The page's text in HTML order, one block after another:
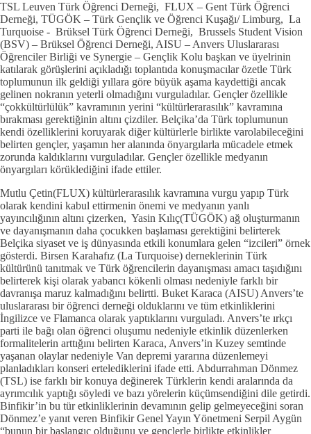
TSL Leuven Türk Öğrenci Derneği, FLUX – Gent Türk Öğrenci
Derneği, TÜGÖK – Türk Gençlik ve Öğrenci Kuşağı/ Limburg, La
Turquoise - Brüksel Türk Öğrenci Derneği, Brussels Student Vision
(BSV) – Brüksel Öğrenci Derneği, AISU – Anvers Uluslararası
Öğrenciler Birliği ve Synergie – Gençlik Kolu başkan ve üyelrinin
katılarak görüşlerini açıkladığı toplantıda konuşmacılar özetle Türk
toplumunun ilk geldiği yıllara göre büyük aşama kaydettiği ancak
gelinen nokranın yeterli olmadığını vurguladılar. Gençler özellikle
“çokkültürlülük” kavramının yerini “kültürlerarasılık” kavramına
bırakması gerektiğinin altını çizdiler. Belçika’da Türk toplumunun
kendi özelliklerini koruyarak diğer kültürlerle birlikte varolabileceğini
belirten gençler, yaşamın her alanında önyargılarla mücadele etmek
zorunda kaldıklarını vurguladılar. Gençler özellikle medyanın
önyargıları körüklediğini ifade ettiler.
Mutlu Çetin(FLUX) kültürlerarasılık kavramına vurgu yapıp Türk
olarak kendini kabul ettirmenin önemi ve medyanın yanlı
yayıncılığının altını çizerken, Yasin Kılıç(TÜGÖK) ağ oluşturmanın
ve dayanışmanın daha çocukken başlaması gerektiğini belirterek
Belçika siyaset ve iş dünyasında etkili konumlara gelen “izcileri” örnek
gösterdi. Birsen Karahafız (La Turquoise) derneklerinin Türk
kültürünü tanıtmak ve Türk öğrencilerin dayanışması amacı taşıdığını
belirterek kişi olarak yabancı kökenli olması nedeniyle farklı bir
davranışa maruz kalmadığını belirtti. Buket Karaca (AISU) Anvers’te
uluslararası bir öğrenci derneği olduklarını ve tüm etkinliklerini
İngilizce ve Flamanca olarak yaptıklarını vurguladı. Anvers’te ırkçı
parti ile bağı olan öğrenci oluşumu nedeniyle etkinlik düzenlerken
formalitelerin arttığını belirten Karaca, Anvers’in Kuzey semtinde
yaşanan olaylar nedeniyle Van depremi yararına düzenlemeyi
planladıkları konseri ertelediklerini ifade etti. Abdurrahman Dönmez
(TSL) ise farklı bir konuya değinerek Türklerin kendi aralarında da
ayrımcılık yaptığı söyledi ve bazı yörelerin küçümsendiğini dile getirdi.
Binfikir’in bu tür etkinliklerinin devamının gelip gelmeyeceğini soran
Dönmez’e yanıt veren Binfikir Genel Yayın Yönetmeni Serpil Aygün
“bunun bir başlangıç olduğunu ve gençlerle birlikte etkinlikler